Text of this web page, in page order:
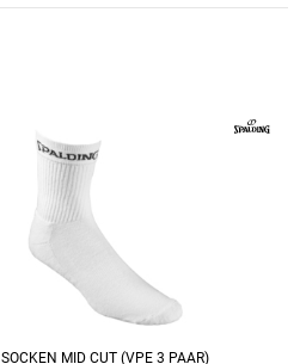
SOCKEN MID CUT (VPE 3 PAAR)